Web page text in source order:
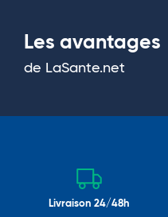
Les avantages
de LaSante.net
Livraison 24/48h